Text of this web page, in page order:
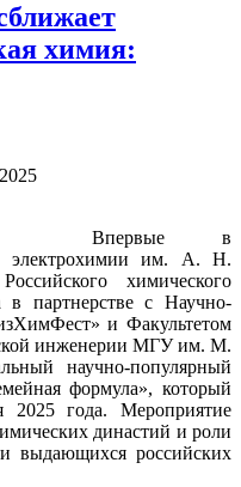
химия:
Впервые в
электрохимии им. А. Н.
химического
партнерстве с Научно-
и Факультетом
инженерии МГУ им. М.
научно-популярный
формула», который
2025 года. Мероприятие
династий и роли
выдающихся российских